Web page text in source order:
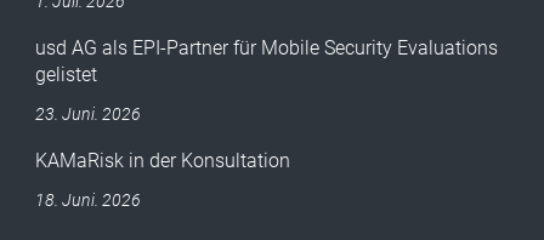
usd AG als EPI-Partner für Mobile Security Evaluations
gelistet
23. Juni. 2026
KAMaRisk in der Konsultation
18. Juni. 2026